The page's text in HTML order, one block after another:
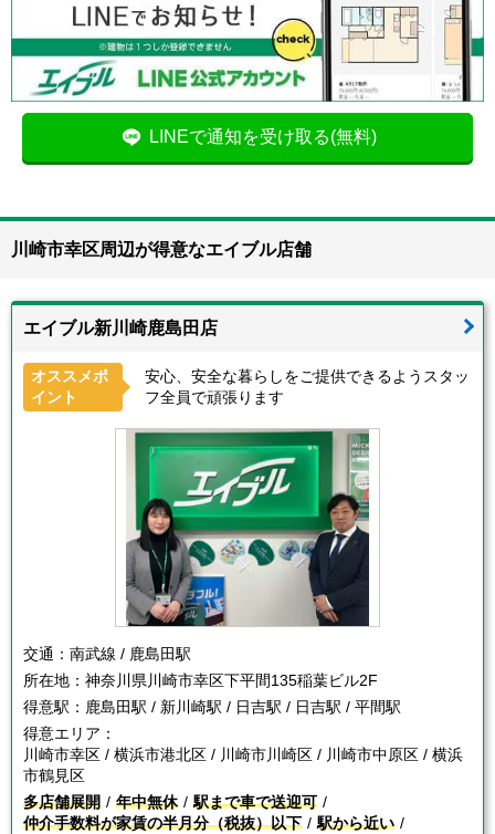
LINEで通知を受け取る(無料)
川崎市幸区周辺が得意なエイブル店舗
エイブル新川崎鹿島田店
オススメポ
イント
安心、安全な暮らしをご提供できるようスタッ
フ全員で頑張ります
交通： 南武線 / 鹿島田駅
所在地： 神奈川県川崎市幸区下平間135稲葉ビル2F
得意駅： 鹿島田駅 / 新川崎駅 / 日吉駅 / 日吉駅 / 平間駅
得意エリア：
川崎市幸区 / 横浜市港北区 / 川崎市川崎区 / 川崎市中原区 / 横浜
市鶴見区
多店舗展開
年中無休
駅まで車で送迎可
仲介手数料が家賃の半月分（税抜）以下
駅から近い